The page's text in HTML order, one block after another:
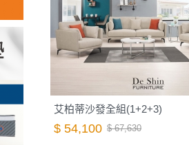
艾柏蒂沙發全組(1+2+3)
$ 54,100 $ 67,630